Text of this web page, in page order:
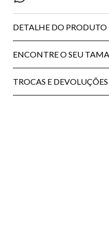
DETALHE DO PRODUTO
ENCONTRE O SEU
TROCAS E DEVOLUÇÕES